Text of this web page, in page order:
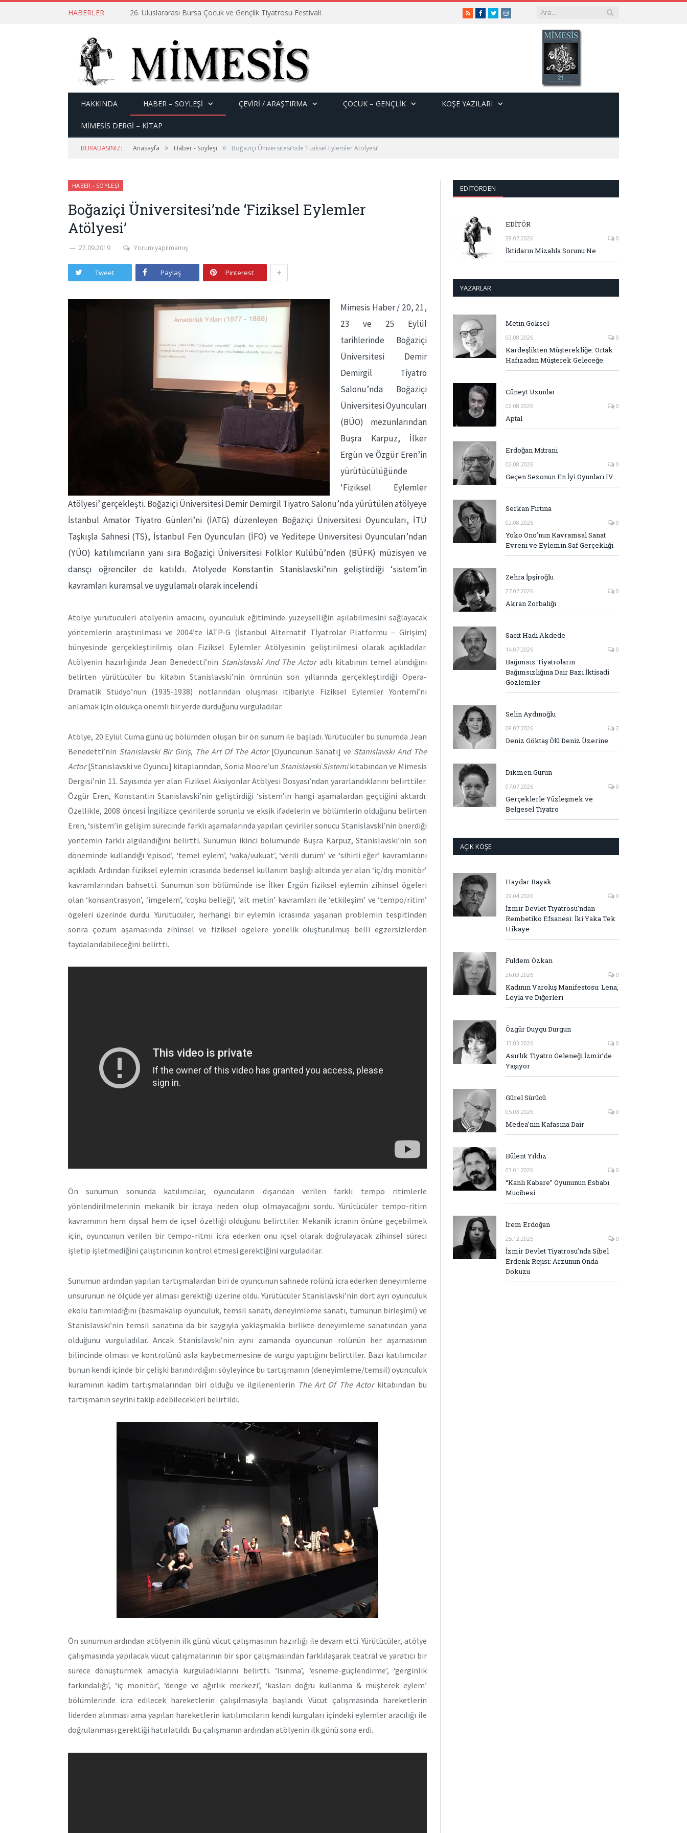
HABERLER 26. Uluslararası Bursa Çocuk ve Gençlik Tiyatrosu Festivali RSSFacebook
TwitterInstagram
HAKKINDA HABER – SÖYLEŞI ÇEVİRİ / ARAŞTIRMA ÇOCUK – GENÇLIK KÖŞE YAZILARI
MİMESİS DERGİ – KİTAP
BURADASINIZ: Anasayfa » Haber - Söyleşi » Boğaziçi Üniversitesi’nde ‘Fiziksel Eylemler Atölyesi’
HABER - SÖYLEŞI
Boğaziçi Üniversitesi’nde ‘Fiziksel Eylemler
Atölyesi’
27.09.2019 Yorum yapılmamış
Tweet Paylaş Pinterest +
Mimesis Haber / 20, 21,
23 ve 25 Eylül
tarihlerinde Boğaziçi
Üniversitesi Demir
Demirgil Tiyatro
Salonu’nda Boğaziçi
Üniversitesi Oyuncuları
(BÜO) mezunlarından
Büşra Karpuz, İlker
Ergün ve Özgür Eren’in
yürütücülüğünde
‘Fiziksel Eylemler
Atölyesi’ gerçekleşti. Boğaziçi Üniversitesi Demir Demirgil Tiyatro Salonu’nda yürütülen atölyeye
İstanbul Amatör Tiyatro Günleri’ni (İATG) düzenleyen Boğaziçi Üniversitesi Oyuncuları, İTÜ
Taşkışla Sahnesi (TS), İstanbul Fen Oyuncuları (İFO) ve Yeditepe Üniversitesi Oyuncuları’ndan
(YÜO) katılımcıların yanı sıra Boğaziçi Üniversitesi Folklor Kulübü’nden (BÜFK) müzisyen ve
dansçı öğrenciler de katıldı. Atölyede Konstantin Stanislavski’nin geliştirdiği ‘sistem’in
kavramları kuramsal ve uygulamalı olarak incelendi.
Atölye yürütücüleri atölyenin amacını, oyunculuk eğitiminde yüzeyselliğin aşılabilmesini sağlayacak
yöntemlerin araştırılması ve 2004’te İATP-G (İstanbul Alternatif Tİyatrolar Platformu – Girişim)
bünyesinde gerçekleştirilmiş olan Fiziksel Eylemler Atölyesinin geliştirilmesi olarak açıkladılar.
Atölyenin hazırlığında Jean Benedetti’nin Stanislavski And The Actoradlı kitabının temel alındığını
belirten yürütücüler bu kitabın Stanislavski’nin ömrünün son yıllarında gerçekleştirdiği Opera-
Dramatik Stüdyo’nun (1935-1938) notlarından oluşması itibariyle Fiziksel Eylemler Yöntemi’ni
anlamak için oldukça önemli bir yerde durduğunu vurguladılar.
Atölye, 20 Eylül Cuma günü üç bölümden oluşan bir ön sunum ile başladı. Yürütücüler bu sunumda Jean
Benedetti’nin Stanislavski Bir Giriş, The Art Of The Actor[Oyuncunun Sanatı] ve Stanislavski And The
Actor[Stanislavski ve Oyuncu] kitaplarından, Sonia Moore’un Stanislavski Sistemikitabından ve Mimesis
Dergisi’nin 11. Sayısında yer alan Fiziksel Aksiyonlar Atölyesi Dosyası’ndan yararlandıklarını belirttiler.
Özgür Eren, Konstantin Stanislavski’nin geliştirdiği ‘sistem’in hangi aşamalardan geçtiğini aktardı.
Özellikle, 2008 öncesi İngilizce çevirilerde sorunlu ve eksik ifadelerin ve bölümlerin olduğunu belirten
Eren, ‘sistem’in gelişim sürecinde farklı aşamalarında yapılan çeviriler sonucu Stanislavski’nin önerdiği
yöntemin farklı algılandığını belirtti. Sunumun ikinci bölümünde Büşra Karpuz, Stanislavski’nin son
döneminde kullandığı ‘episod’, ‘temel eylem’, ‘vaka/vukuat’, ‘verili durum’ ve ‘sihirli eğer’ kavramlarını
açıkladı. Ardından fiziksel eylemin icrasında bedensel kullanım başlığı altında yer alan ‘iç/dış monitör’
kavramlarından bahsetti. Sunumun son bölümünde ise İlker Ergün fiziksel eylemin zihinsel ögeleri
olan ‘konsantrasyon’, ‘imgelem’, ‘coşku belleği’, ‘alt metin’ kavramları ile ‘etkileşim’ ve ‘tempo/ritim’
ögeleri üzerinde durdu. Yürütücüler, herhangi bir eylemin icrasında yaşanan problemin tespitinden
sonra çözüm aşamasında zihinsel ve fiziksel ögelere yönelik oluşturulmuş belli egzersizlerden
faydalanılabileceğini belirtti.
Ön sunumun sonunda katılımcılar, oyuncuların dışarıdan verilen farklı tempo ritimlerle
yönlendirilmelerinin mekanik bir icraya neden olup olmayacağını sordu. Yürütücüler tempo-ritim
kavramının hem dışsal hem de içsel özelliği olduğunu belirttiler. Mekanik icranın önüne geçebilmek
için, oyuncunun verilen bir tempo-ritmi icra ederken onu içsel olarak doğrulayacak zihinsel süreci
işletip işletmediğini çalıştırıcının kontrol etmesi gerektiğini vurguladılar.
Sunumun ardından yapılan tartışmalardan biri de oyuncunun sahnede rolünü icra ederken deneyimleme
unsurunun ne ölçüde yer alması gerektiği üzerine oldu. Yürütücüler Stanislavski’nin dört ayrı oyunculuk
ekolü tanımladığını (basmakalıp oyunculuk, temsil sanatı, deneyimleme sanatı, tümünün birleşimi) ve
Stanislavski’nin temsil sanatına da bir saygıyla yaklaşmakla birlikte deneyimleme sanatından yana
olduğunu vurguladılar. Ancak Stanislavski’nin aynı zamanda oyuncunun rolünün her aşamasının
bilincinde olması ve kontrolünü asla kaybetmemesine de vurgu yaptığını belirttiler. Bazı katılımcılar
bunun kendi içinde bir çelişki barındırdığını söyleyince bu tartışmanın (deneyimleme/temsil) oyunculuk
kuramının kadim tartışmalarından biri olduğu ve ilgilenenlerin The Art Of The Actor kitabından bu
tartışmanın seyrini takip edebilecekleri belirtildi.
Ön sunumun ardından atölyenin ilk günü vücut çalışmasının hazırlığı ile devam etti. Yürütücüler, atölye
çalışmasında yapılacak vücut çalışmalarının bir spor çalışmasından farklılaşarak teatral ve yaratıcı bir
sürece dönüştürmek amacıyla kurguladıklarını belirtti. ‘Isınma’, ‘esneme-güçlendirme’, ‘gerginlik
farkındalığı’, ‘iç monitör’, ‘denge ve ağırlık merkezi’, ‘kasları doğru kullanma & müşterek eylem’
bölümlerinde icra edilecek hareketlerin çalışılmasıyla başlandı. Vücut çalışmasında hareketlerin
liderden alınması ama yapılan hareketlerin katılımcıların kendi kurguları içindeki eylemler aracılığı ile
doğrulanması gerektiği hatırlatıldı. Bu çalışmanın ardından atölyenin ilk günü sona erdi.
EDITÖRDEN
EDİTÖR
28.07.2026 0
İktidarın Mizahla Sorunu Ne
YAZARLAR
Metin Göksel
03.08.2026 0
Kardeşlikten Müşterekliğe: Ortak
Hafızadan Müşterek Geleceğe
Cüneyt Uzunlar
02.08.2026 0
Aptal
Erdoğan Mitrani
02.08.2026 0
Geçen Sezonun En İyi Oyunları IV
Serkan Fırtına
02.08.2026 0
Yoko Ono’nun Kavramsal Sanat
Evreni ve Eylemin Saf Gerçekliği
Zehra İpşiroğlu
27.07.2026 0
Akran Zorbalığı
Sacit Hadi Akdede
14.07.2026 0
Bağımsız Tiyatroların
Bağımsızlığına Dair Bazı İktisadi
Gözlemler
Selin Aydınoğlu
08.07.2026 2
Deniz Göktaş Ölü Deniz Üzerine
Dikmen Gürün
07.07.2026 0
Gerçeklerle Yüzleşmek ve
Belgesel Tiyatro
AÇIK KÖŞE
Haydar Bayak
29.04.2026 0
İzmir Devlet Tiyatrosu’ndan
Rembetiko Efsanesi: İki Yaka Tek
Hikaye
Fuldem Özkan
26.03.2026 0
Kadının Varoluş Manifestosu: Lena,
Leyla ve Diğerleri
Özgür Duygu Durgun
13.03.2026 0
Asırlık Tiyatro Geleneği İzmir’de
Yaşıyor
Gürel Sürücü
05.03.2026 0
Medea’nın Kafasına Dair
Bülent Yıldız
03.01.2026 0
“Kanlı Kabare” Oyununun Esbabı
Mucibesi
İrem Erdoğan
25.12.2025 0
İzmir Devlet Tiyatrosu’nda Sibel
Erdenk Rejisi: Arzunun Onda
Dokuzu